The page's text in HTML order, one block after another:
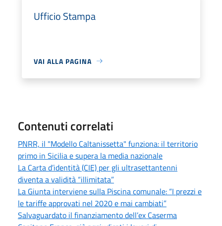
Ufficio Stampa
VAI ALLA PAGINA
Contenuti correlati
PNRR, il "Modello Caltanissetta" funziona: il territorio
primo in Sicilia e supera la media nazionale
La Carta d’identità (CIE) per gli ultrasettantenni
diventa a validità “illimitata”
La Giunta interviene sulla Piscina comunale: “I prezzi e
le tariffe approvati nel 2020 e mai cambiati”
Salvaguardato il finanziamento dell’ex Caserma